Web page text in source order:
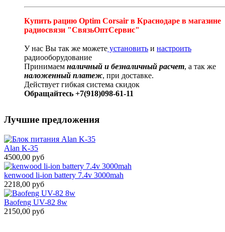
Купить рацию Optim Corsair в Краснодаре в магазине
радиосвязи "СвязьОптСервис"
У нас Вы так же можете установить и настроить
радиооборудование
Принимаем наличный и безналичный расчет, а так же
наложенный платеж, при доставке.
Действует гибкая система скидок
Обращайтесь +7(918)098-61-11
Лучшие предложения
Alan K-35
4500,00 руб
kenwood li-ion battery 7.4v 3000mah
2218,00 руб
Baofeng UV-82 8w
2150,00 руб